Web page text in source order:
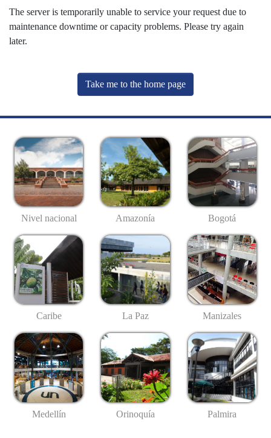
The server is temporarily unable to service your request due to
maintenance downtime or capacity problems. Please try again
later.
Take me to the home page
Nivel nacional Amazonía Bogotá
Caribe La Paz Manizales
Medellín Orinoquía Palmira